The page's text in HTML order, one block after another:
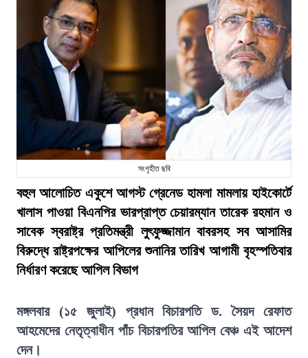
সংগৃহীত ছবি
বহুল আলোচিত একুশে আগস্ট গ্রেনেড হামলা মামলায় হাইকোর্টে
খালাস পাওয়া বিএনপির ভারপ্রাপ্ত চেয়ারম্যান তারেক রহমান ও
সাবেক স্বরাষ্ট্র প্রতিমন্ত্রী লুৎফুজ্জামান বাবরসহ সব আসামির
বিরুদ্ধে রাষ্ট্রপক্ষের আপিলের শুনানির তারিখ আগামী বৃহস্পতিবার
নির্ধারণ করেছে আপিল বিভাগ
মঙ্গলবার (১৫ জুলাই) প্রধান বিচারপতি ড. সৈয়দ রেফাত
আহমেদের নেতৃত্বাধীন পাঁচ বিচারপতির আপিল বেঞ্চ এই আদেশ
দেন।